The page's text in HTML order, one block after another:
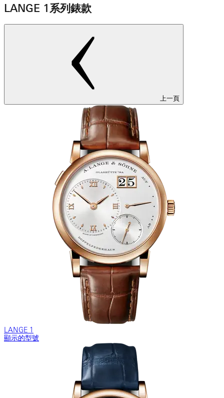
LANGE 1系列錶款
上一頁
LANGE 1
顯示的型號